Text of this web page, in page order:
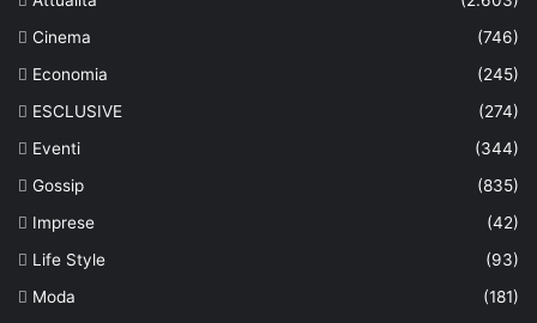
Cinema
(746)
Economia
(245)
ESCLUSIVE
(274)
Eventi
(344)
Gossip
(835)
Imprese
(42)
Life Style
(93)
Moda
(181)